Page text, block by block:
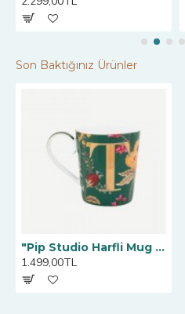
Son Baktığınız Ürünler
"Pip Studio Harfli Mug Yeşil T 350 ml "
1.499,00TL